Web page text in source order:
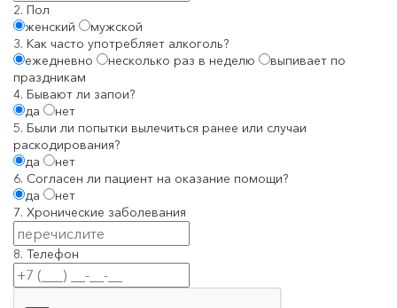
2. Пол
женский
мужской
3. Как часто употребляет алкоголь?
ежедневно
несколько раз в неделю
выпивает по
праздникам
4. Бывают ли запои?
да
нет
5. Были ли попытки вылечиться ранее или случаи
раскодирования?
да
нет
6. Согласен ли пациент на оказание помощи?
да
нет
7. Хронические заболевания
8. Телефон